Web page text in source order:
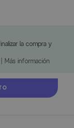
la compra y
Más información